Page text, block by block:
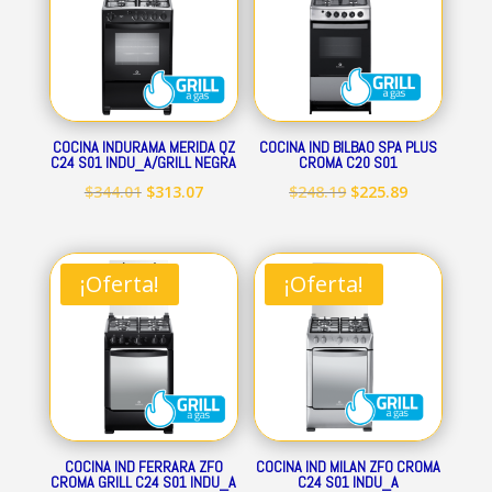
COCINA INDURAMA MERIDA QZ
C24 S01 INDU_A/GRILL NEGRA
$344.01 El
original
era:
$344.01.
$313.07El
actual
COCINA IND BILBAO SPA PLUS
CROMA C20 S01
$248.19 El
original
era:
$248.19.
$225.89El
actual
¡Oferta!
COCINA IND FERRARA ZFO
CROMA GRILL C24 S01 INDU_A
¡Oferta!
COCINA IND MILAN ZFO CROMA
C24 S01 INDU_A